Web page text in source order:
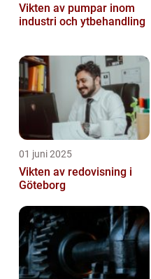
Vikten av pumpar inom
industri och ytbehandling
01 juni 2025
Vikten av redovisning i
Göteborg